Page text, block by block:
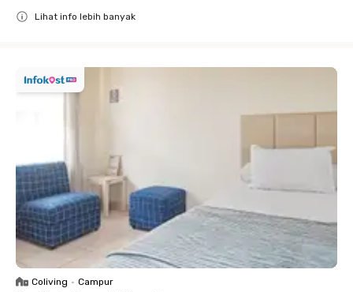
Lihat info lebih banyak
Coliving • Campur